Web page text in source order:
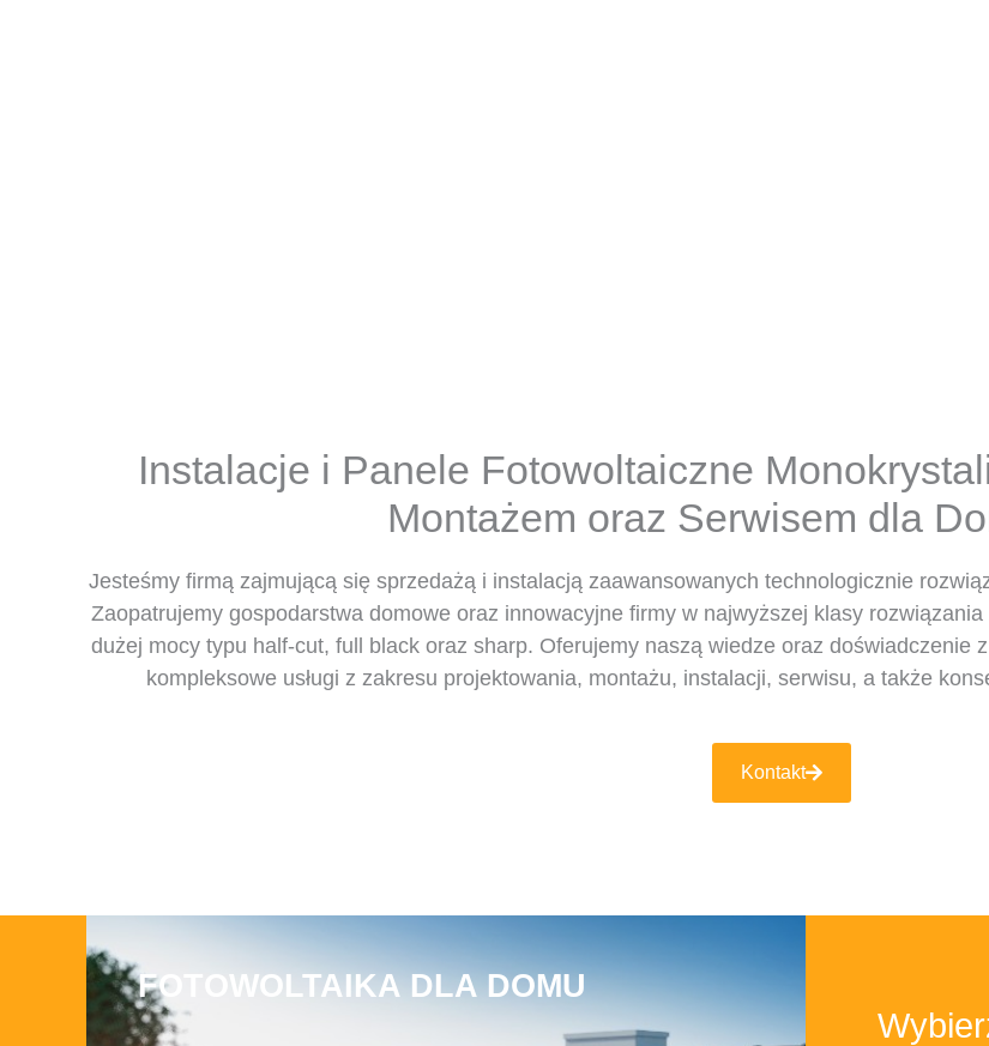
Instalacje i Panele Fotowoltaiczne
Montażem oraz Serwisem dla
Jesteśmy firmą zajmującą się sprzedażą i instalacją zaawansowanych technologicznie
Zaopatrujemy gospodarstwa domowe oraz innowacyjne firmy w najwyższej klasy
dużej mocy typu half-cut, full black oraz sharp. Oferujemy naszą wiedze oraz doświadczenie
kompleksowe usługi z zakresu projektowania, montażu, instalacji, serwisu, a także
Kontakt
FOTOWOLTAIKA DLA DOMU